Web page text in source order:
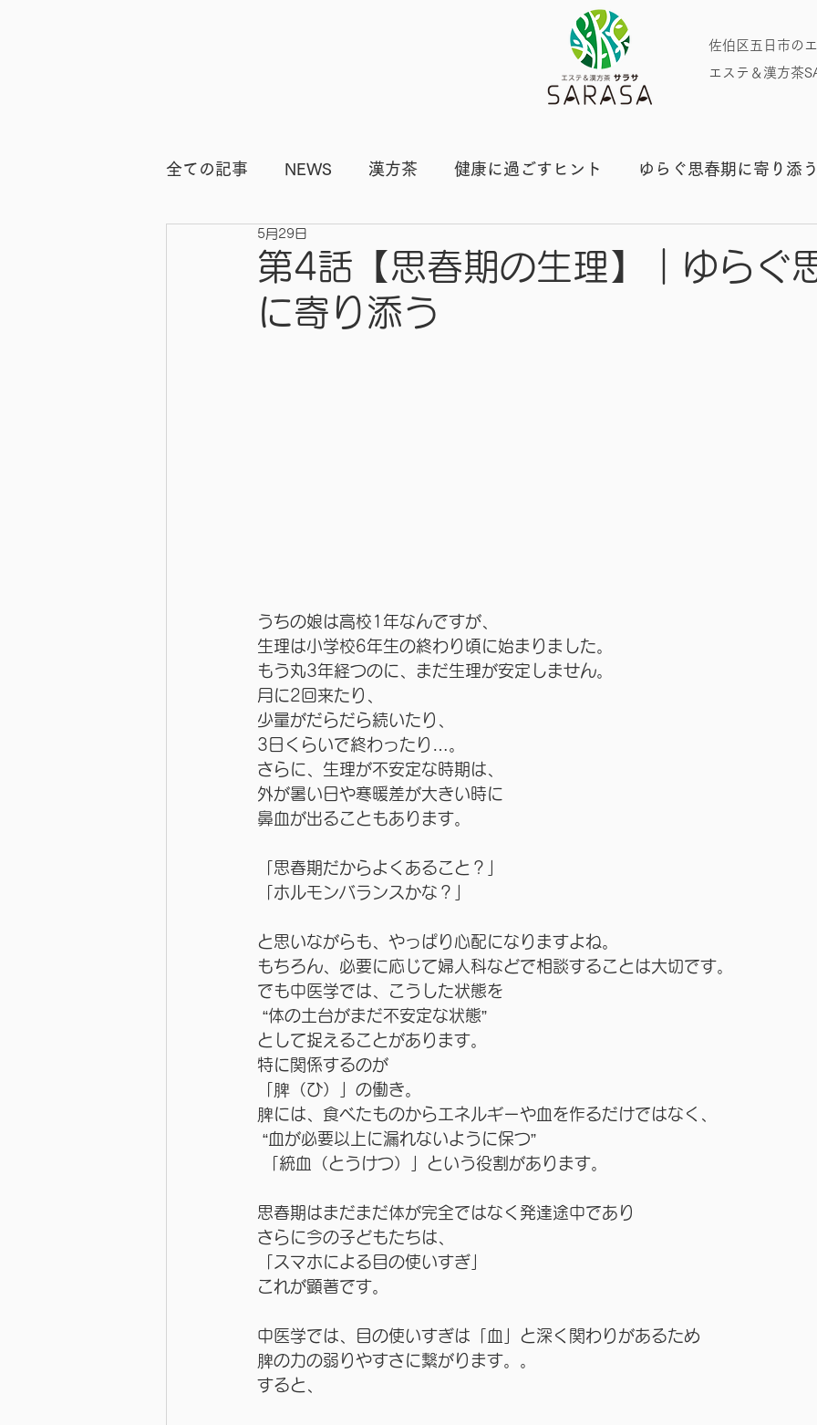
佐伯区五日市の
エステ＆漢方茶
全ての記事 NEWS 漢方茶 健康に過ごすヒント ゆらぐ思春期に寄り添
ビフォーアフター
第4話【思春期の生理】｜ゆらぐ
に寄り添う
5月29日
うちの娘は高校1年なんですが、
生理は小学校6年生の終わり頃に始まりました。
もう丸3年経つのに、まだ生理が安定しません。
月に2回来たり、
少量がだらだら続いたり、
3日くらいで終わったり…。
さらに、生理が不安定な時期は、
外が暑い日や寒暖差が大きい時に
鼻血が出ることもあります。
「思春期だからよくあること？」
「ホルモンバランスかな？」
と思いながらも、やっぱり心配になりますよね。
もちろん、必要に応じて婦人科などで相談することは大切です。
でも中医学では、こうした状態を
“体の土台がまだ不安定な状態”
として捉えることがあります。
特に関係するのが
「脾（ひ）」の働き。
脾には、食べたものからエネルギーや血を作るだけではなく、
“血が必要以上に漏れないように保つ”
「統血（とうけつ）」という役割があります。
思春期はまだまだ体が完全ではなく発達途中であり
さらに今の子どもたちは、
「スマホによる目の使いすぎ」
これが顕著です。
中医学では、目の使いすぎは「血」と深く関わりがあるため
脾の力の弱りやすさに繋がります。。
すると、